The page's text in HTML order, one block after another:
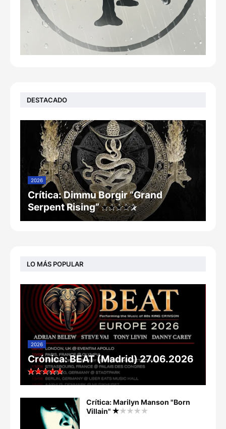
DESTACADO
2026
Crítica: Dimmu Borgir “Grand
Serpent Rising”
LO MÁS POPULAR
2026
Crónica: BEAT (Madrid) 27.06.2026
Crítica: Marilyn Manson "Born
Villain"